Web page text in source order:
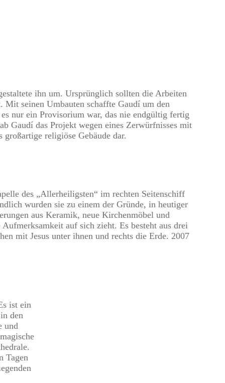
ihn um. Ursprünglich sollten die Arbeiten
Mit seinen Umbauten schaffte Gaudí um den
nur ein Provisorium war, das nie endgültig fertig
Gaudí das Projekt wegen eines Zerwürfnisses mit
religiöse Gebäude dar.
des „Allerheiligsten“ im rechten Seitenschiff
wurden sie zu einem der Gründe, in heutiger
aus Keramik, neue Kirchenmöbel und
auf sich zieht. Es besteht aus drei
mit Jesus unter ihnen und rechts die Erde. 2007
ist ein
den
und
Tagen